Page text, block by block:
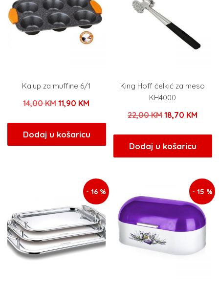
Kalup za muffine 6/1
14,00KMIzvorna
bila
je:
11,90 KM
je:
11,90 KM.
Dodaj u košaricu
King Hoff čelkić za meso
KH4000
22,00KMIzvorna
bila
je:
18,70 KM
18,70
Dodaj u košaricu
- 16 % - 15 %